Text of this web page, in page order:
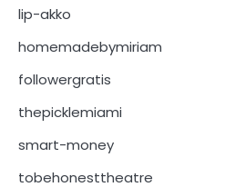
lip-akko
homemadebymiriam
followergratis
thepicklemiami
smart-money
tobehonesttheatre